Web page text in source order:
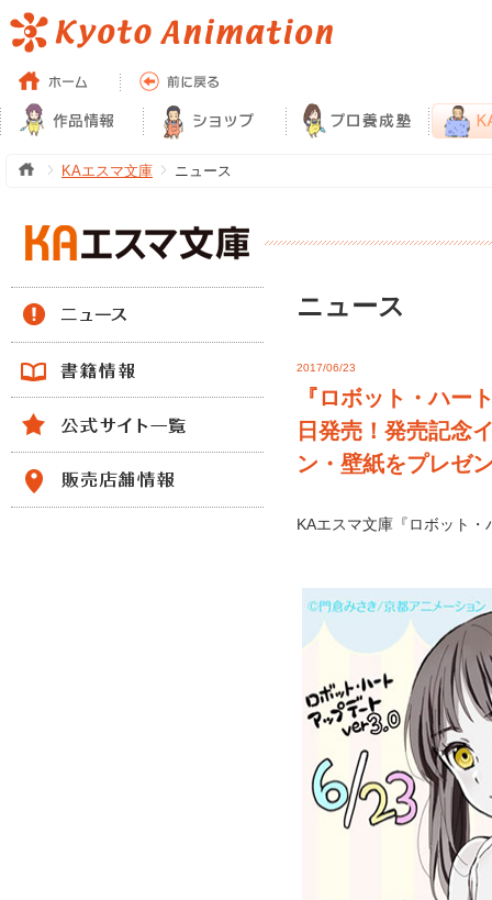
KAエスマ文庫 ニュース
ニュース
2017/06/23
『ロボット・ハー
日発売！発売記念
ン・壁紙をプレゼ
KAエスマ文庫『ロボット